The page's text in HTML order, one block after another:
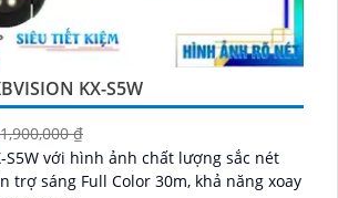
KX-S5W
1,900,000 ₫
S5W với hình ảnh chất lượng sắc nét
trợ sáng Full Color 30m, khả năng xoay